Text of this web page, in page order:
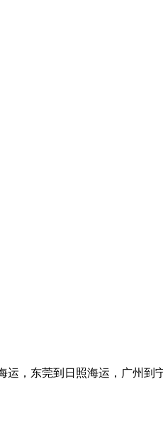
，东莞到日照海运，广州到